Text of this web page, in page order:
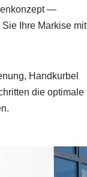
—
Ihre Markise mit
Handkurbel
die optimale